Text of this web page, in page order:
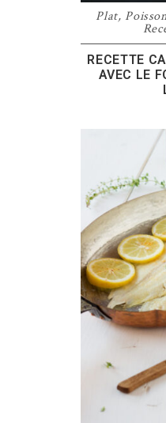
Plat,
RECETTE
AVEC LE